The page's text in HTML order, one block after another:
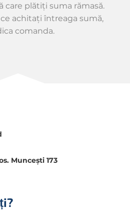
care plătiți suma rămasă.
achitați întreaga sumă,
comanda.
Muncești 173